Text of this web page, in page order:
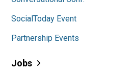
SocialToday Event
Partnership Events
Jobs